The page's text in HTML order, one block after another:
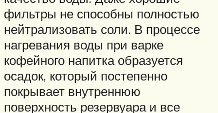
фильтры не способны полностью
нейтрализовать соли. В процессе
нагревания воды при варке
кофейного напитка образуется
осадок, который постепенно
покрывает внутреннюю
поверхность резервуара и все